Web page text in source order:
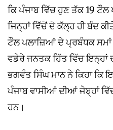
ਕਿ ਪੰਜਾਬ ਵਿੱਚ ਹੁਣ ਤੱਕ 19
ਜਿਨ੍ਹਾਂ ਵਿੱਚੋਂ ਦੋ ਕੱਲ੍ਹ ਹੀ ਬੰਦ
ਟੌਲ ਪਲਾਜ਼ਿਆਂ ਦੇ ਪ੍ਰਬੰਧਕ
ਵਡੇਰੇ ਜਨਤਕ ਹਿੱਤ ਵਿੱਚ ਇਨ੍ਹਾਂ
ਭਗਵੰਤ ਸਿੰਘ ਮਾਨ ਨੇ ਕਿਹਾ ਕਿ
ਪੰਜਾਬ ਵਾਸੀਆਂ ਦੀਆਂ ਜੇਬ੍ਹਾਂ
ਹਨ।